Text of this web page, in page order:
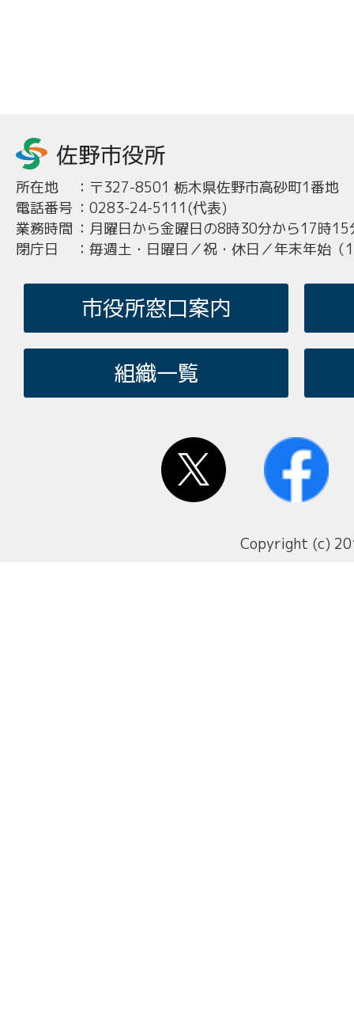
所在地 ： 〒327-8501 栃木県佐野市高砂町1番地
電話番号 ： 0283-24-5111(代表)
業務時間 ： 月曜日から金曜日の8時30分から17時15
閉庁日
： 毎週土・日曜日／祝・休日／年末年始
市役所窓口案内
組織一覧
Copyright (c)